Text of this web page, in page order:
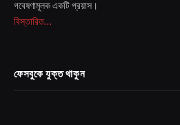
গবেষণামূলক একটি প্রয়াস।
বিস্তারিত...
ফেসবুকে যুক্ত থাকুন